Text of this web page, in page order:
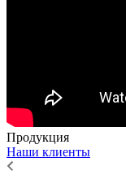
Продукция
Наши клиенты